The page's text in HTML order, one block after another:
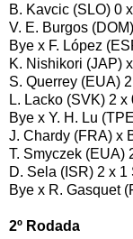
B. Kavcic (SLO) 0
V. E. Burgos
Bye x F. López
K. Nishikori (JAP)
S. Querrey (EUA)
L. Lacko (SVK) 2
Bye x Y. H. Lu
J. Chardy (FRA) x
T. Smyczek (EUA)
D. Sela (ISR) 2 x 1
Bye x R. Gasquet
2º Rodada